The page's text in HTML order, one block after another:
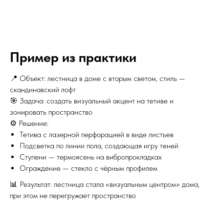
Пример из практики
📍 Объект: лестница в доме с вторым светом, стиль —
скандинавский лофт
🎯 Задача: создать визуальный акцент на тетиве и
зонировать пространство
⚙ Решение:
Тетива с лазерной перфорацией в виде листьев
Подсветка по линии пола, создающая игру теней
Ступени — термоясень на вибропрокладках
Ограждение — стекло с чёрным профилем
📊 Результат: лестница стала «визуальным центром» дома,
при этом не перегружает пространство